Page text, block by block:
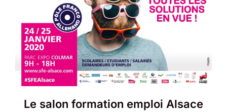
Le salon formation emploi Alsace